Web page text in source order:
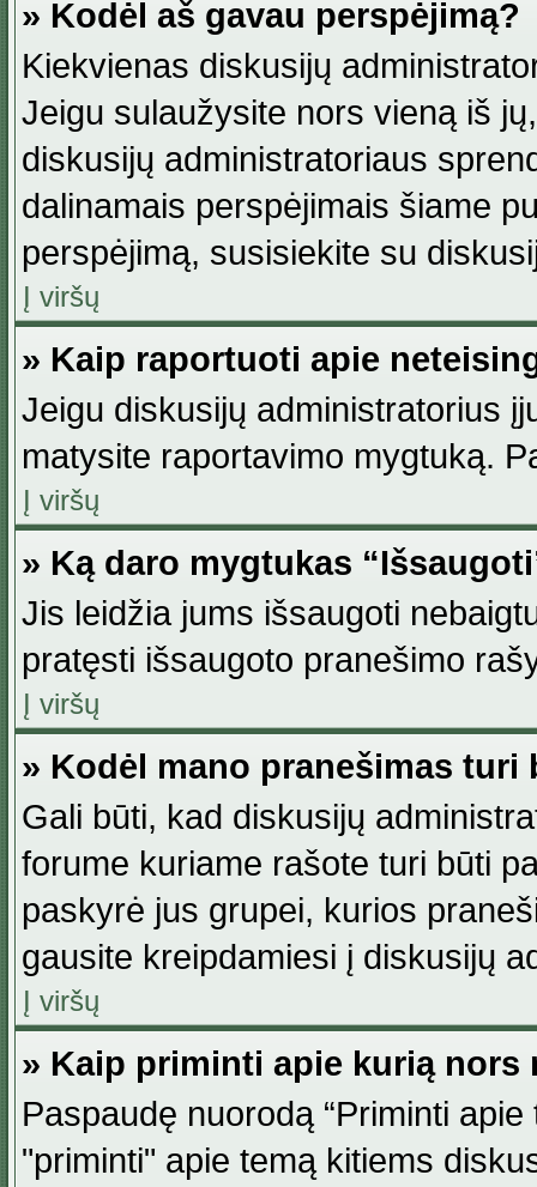
» Kodėl aš gavau perspėjimą?
Kiekvienas diskusijų
Jeigu sulaužysite nors vieną iš
diskusijų administratoriaus
dalinamais perspėjimais šiame
perspėjimą, susisiekite su
Į viršų
» Kaip raportuoti apie
Jeigu diskusijų administratorius
matysite raportavimo mygtuką.
Į viršų
» Ką daro mygtukas
Jis leidžia jums išsaugoti
pratęsti išsaugoto pranešimo
Į viršų
» Kodėl mano pranešimas
Gali būti, kad diskusijų
forume kuriame rašote turi būti
paskyrė jus grupei, kurios
gausite kreipdamiesi į diskusijų
Į viršų
» Kaip priminti apie kurią nors
Paspaudę nuorodą “Priminti
"priminti" apie temą kitiems